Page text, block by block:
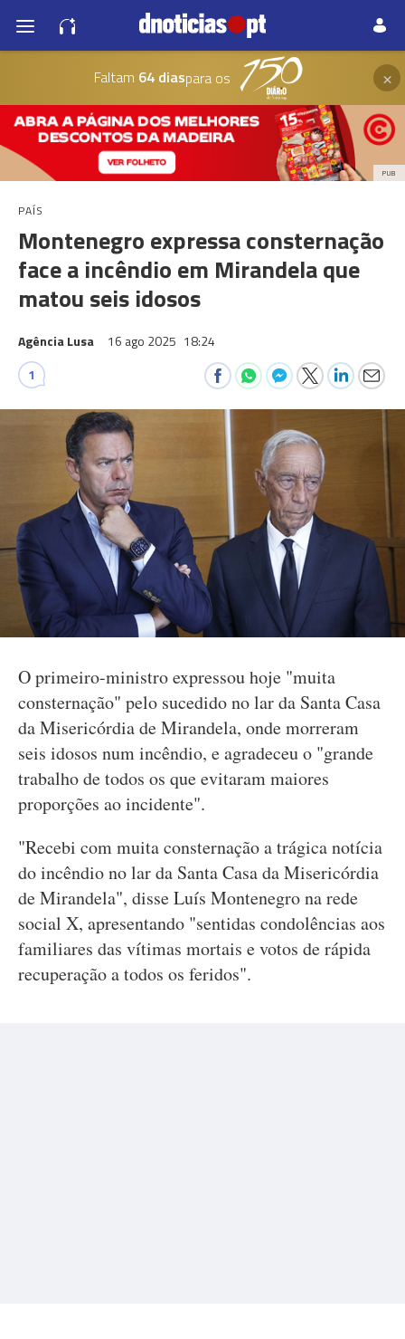
Faltam 64 diaspara os ×
PUB
PAÍS
Montenegro expressa consternação
face a incêndio em Mirandela que
matou seis idosos
Agência Lusa 16 ago 2025 18:24
1
O primeiro-ministro expressou hoje "muita
consternação" pelo sucedido no lar da Santa Casa
da Misericórdia de Mirandela, onde morreram
seis idosos num incêndio, e agradeceu o "grande
trabalho de todos os que evitaram maiores
proporções ao incidente".
"Recebi com muita consternação a trágica notícia
do incêndio no lar da Santa Casa da Misericórdia
de Mirandela", disse Luís Montenegro na rede
social X, apresentando "sentidas condolências aos
familiares das vítimas mortais e votos de rápida
recuperação a todos os feridos".